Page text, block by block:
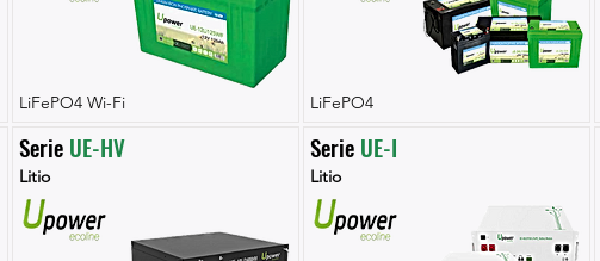
LiFePO4 Wi-Fi
Serie UE-HV
Litio
LiFePO4
Serie UE-I
Litio